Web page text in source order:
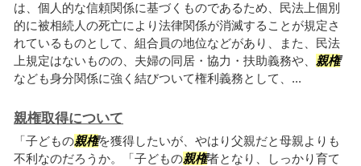
は、個人的な信頼関係に基づくものであるため、民法上個別
的に被相続人の死亡により法律関係が消滅することが規定さ
れているものとして、組合員の地位などがあり、また、民法
上規定はないものの、夫婦の同居・協力・扶助義務や、 親権
なども身分関係に強く結びついて権利義務として、...
親権取得について
「子どもの親権を獲得したいが、やはり父親だと母親よりも
不利なのだろうか。「子どもの親権者となり、しっかり育て